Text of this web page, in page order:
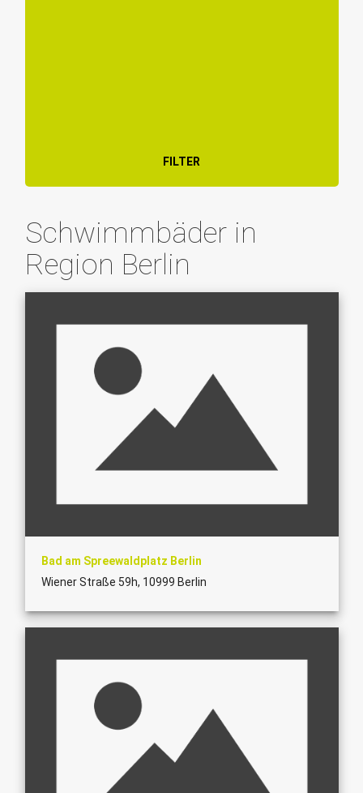
FILTER
Schwimmbäder in
Region Berlin
Bad am Spreewaldplatz Berlin
Wiener Straße 59h, 10999 Berlin